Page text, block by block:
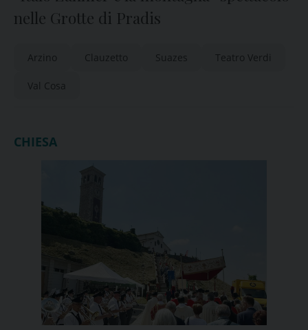
nelle Grotte di Pradis
Arzino Clauzetto Suazes Teatro Verdi
Val Cosa
CHIESA